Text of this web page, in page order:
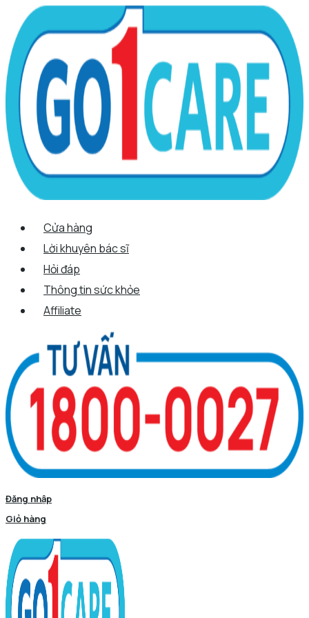
nội
dung
Menu
Cửa hàng
Lời khuyên bác sĩ
Hỏi đáp
Thông tin sức khỏe
Affiliate
Đăng nhập
Giỏ hàng
Quantity
Scroll
Up